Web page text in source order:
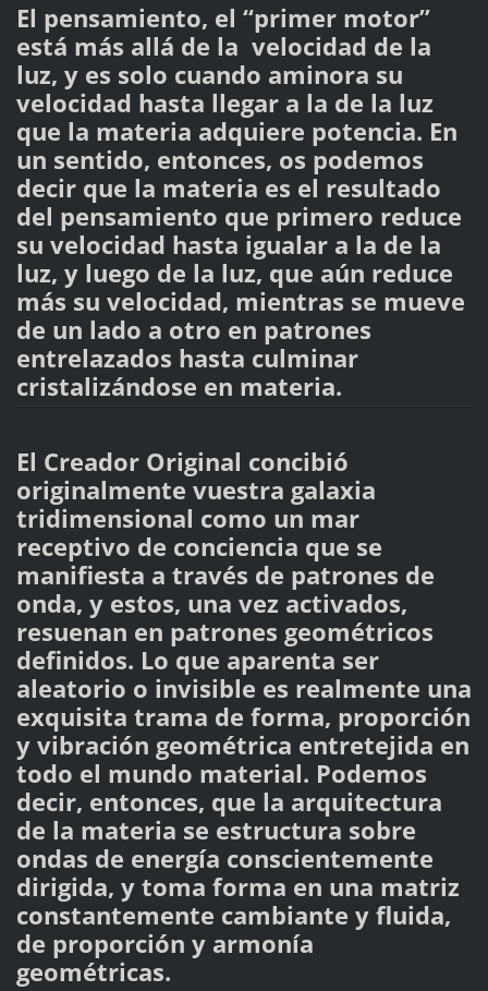
El pensamiento, el “primer motor”
está más allá de la velocidad de la
luz, y es solo cuando aminora su
velocidad hasta llegar a la de la luz
que la materia adquiere potencia. En
un sentido, entonces, os podemos
decir que la materia es el resultado
del pensamiento que primero reduce
su velocidad hasta igualar a la de la
luz, y luego de la luz, que aún reduce
más su velocidad, mientras se mueve
de un lado a otro en patrones
entrelazados hasta culminar
cristalizándose en materia.
El Creador Original concibió
originalmente vuestra galaxia
tridimensional como un mar
receptivo de conciencia que se
manifiesta a través de patrones de
onda, y estos, una vez activados,
resuenan en patrones geométricos
definidos. Lo que aparenta ser
aleatorio o invisible es realmente una
exquisita trama de forma, proporción
y vibración geométrica entretejida en
todo el mundo material. Podemos
decir, entonces, que la arquitectura
de la materia se estructura sobre
ondas de energía conscientemente
dirigida, y toma forma en una matriz
constantemente cambiante y fluida,
de proporción y armonía
geométricas.